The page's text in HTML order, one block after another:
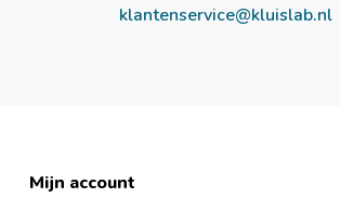
klantenservice@kluislab.nl
Mijn account